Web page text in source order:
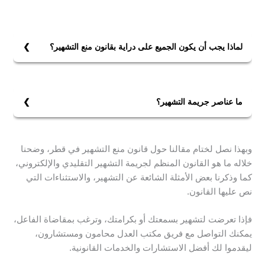
لماذا يجب أن يكون الجميع على دراية بقانون منع التشهير؟
عليهم لينالوا جزاؤهم العادل ولكي يعرفوا ما يجب عليهم
ما عناصر جريمة التشهير؟
وتحديد الحادثة والإعلان بأي شكل من الأشكال سواء
إلكتروني أو تقليدي.
وبهذا نصل لختام مقالنا حول قانون منع التشهير في قطر، وضحنا
خلاله ما هو القانون المنظم لجريمة التشهير التقليدي والإلكتروني،
كما وذكرنا بعض الأمثلة الشائعة عن التشهير، والاستثناءات التي
نص عليها القانون.
فإذا تعرضت لتشهير بسمعتك أو بكرامتك، وترغب بمقاضاة الفاعل،
يمكنك التواصل مع فريق مكتب العدل محامون ومستشارون،
ليقدموا لك أفضل الاستشارات والخدمات القانونية.